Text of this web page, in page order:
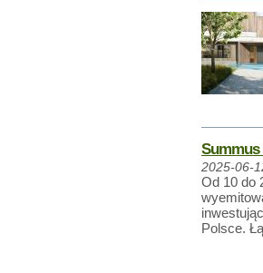
Summus
2025-06-
Od 10 do
Polsce.